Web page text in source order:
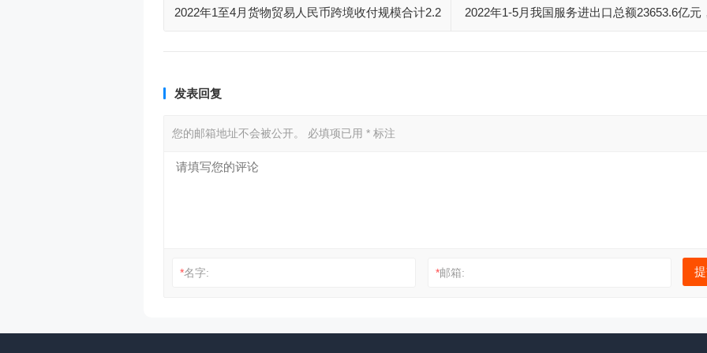
2022年1至4月货物贸易人民币跨境收付规模合计2.2
2022年1-5月我国服务进出口总额23653.6亿元
发表回复
您的邮箱地址不会被公开。 必填项已用 * 标注
*名字: *邮箱: